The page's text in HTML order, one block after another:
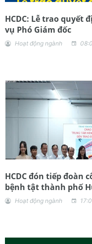
HCDC: Lễ trao quyết
vụ Phó Giám đốc
Hoạt động ngành
HCDC đón tiếp đoàn
bệnh tật thành phố
Hoạt động ngành